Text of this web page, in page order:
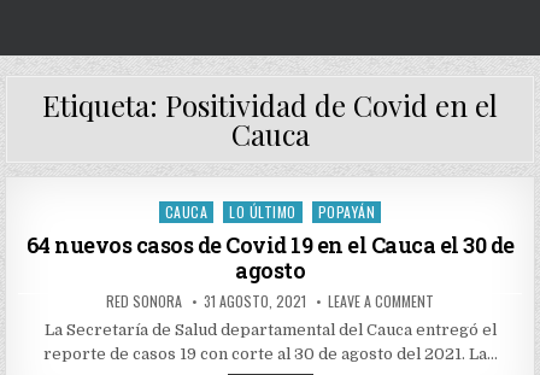
Etiqueta: Positividad de Covid en el
Cauca
Posted
CAUCA LO ÚLTIMO POPAYÁN
64 nuevos casos de Covid 19 en el Cauca el 30 de
agosto
AUTHOR:
RED SONORA PUBLISHED
DATE:
31 AGOSTO, 2021 LEAVE A COMMENT
NUEVOS
CASOS
DE
La Secretaría de Salud departamental del Cauca entregó el
reporte de casos 19 con corte al 30 de agosto del 2021. La…